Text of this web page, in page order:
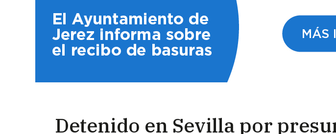
Detenido en Sevilla por